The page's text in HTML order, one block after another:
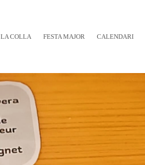
LA COLLA FESTA MAJOR CALENDARI